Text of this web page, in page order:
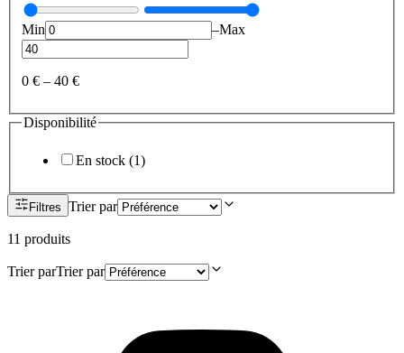
Min –Max
0 € – 40 €
Disponibilité
En stock (1)
Filtres Trier par
11 produits
Trier parTrier par